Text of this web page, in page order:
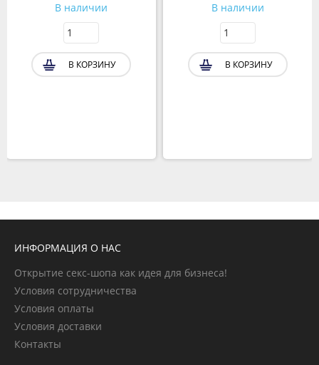
В наличии
В КОРЗИНУ
В наличии
В КОРЗИНУ
ИНФОРМАЦИЯ О НАС
Открытие секс-шопа как идея для бизнеса!
Условия сотрудничества
Условия оплаты
Условия доставки
Контакты